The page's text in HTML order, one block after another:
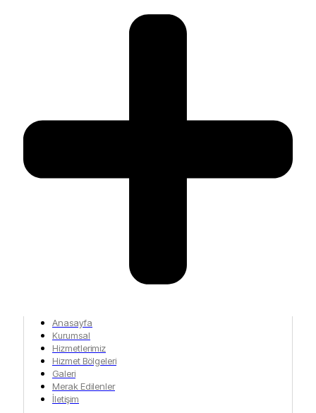
Anasayfa
Kurumsal
Hizmetlerimiz
Hizmet Bölgeleri
Galeri
Merak Edilenler
İletişim